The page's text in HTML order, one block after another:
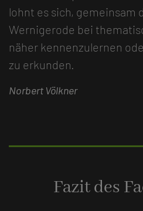
lohnt es sich, gemeinsam
Wernigerode bei
näher kennenzulernen
zu erkunden.
Norbert Völkner
Fazit des